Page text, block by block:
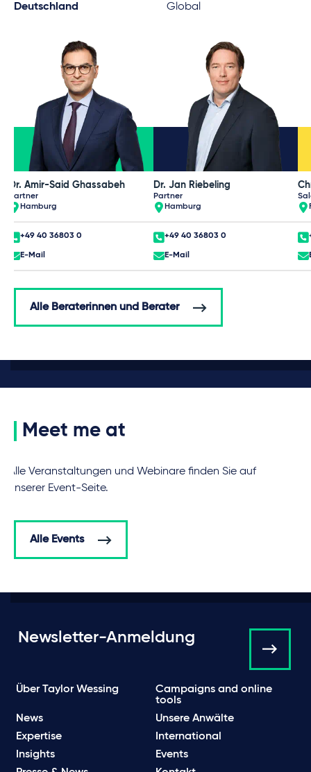
Deutschland Global
Dr. Amir-Said Ghassabeh
Partner
Hamburg
+49 40 36803 0
E-Mail
Dr. Jan Riebeling
Partner
Hamburg
+49 40 36803 0
E-Mail
Alle Beraterinnen und Berater
Meet me at
Alle Veranstaltungen und Webinare finden Sie auf
unserer Event-Seite.
Alle Events
Newsletter-Anmeldung
Über Taylor Wessing
Campaigns and online
tools
News
Unsere Anwälte
Expertise
International
Insights
Events